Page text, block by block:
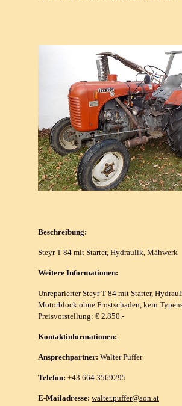
Beschreibung:
Steyr T 84 mit Starter, Hydraulik, Mähwerk
Weitere Informationen:
Unreparierter Steyr T 84 mit Starter,
Motorblock ohne Frostschaden, kein
Preisvorstellung: € 2.850.-
Kontaktinformationen:
Ansprechpartner: Walter Puffer
Telefon: +43 664 3569295
E-Mailadresse: walter.puffer@aon.at